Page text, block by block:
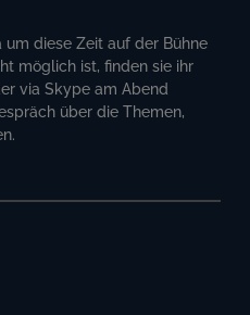
diese Zeit auf der Bühne
möglich ist, finden sie ihr
via Skype am Abend
über die Themen,